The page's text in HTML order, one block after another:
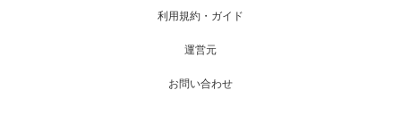
【TV】NHK BS「COOL JAPAN 」にてマッス
利用規約・ガイド
運営元
お問い合わせ